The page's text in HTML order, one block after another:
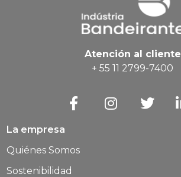
Atención al cliente
+ 55 11 2799-7400
La empresa
Quiénes Somos
Sostenibilidad